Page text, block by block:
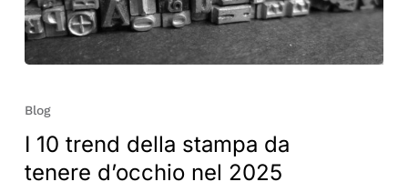
10
della
stampa
Blog
I 10 trend della stampa da
tenere d’occhio nel 2025